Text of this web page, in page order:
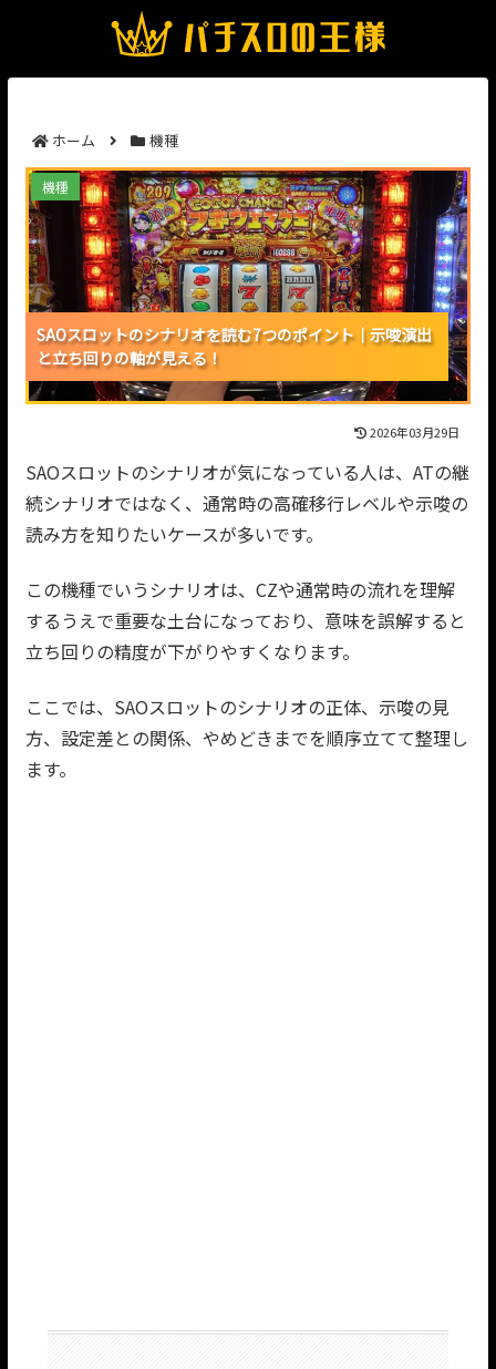
ホーム 機種
SAOスロットのシナリオを読む7つのポイント｜示唆
演出と立ち回りの軸が見える！
SAOスロットのシナリオを読む7つのポイント｜示唆演出
と立ち回りの軸が見える！
SAOスロットのシナリオを読む7つのポイント｜示唆演出
と立ち回りの軸が見える！
SAOスロットのシナリオを読む7つのポイント｜示唆演出
と立ち回りの軸が見える！
機種
2026年03月29日
SAOスロットのシナリオが気になっている人は、ATの継
続シナリオではなく、通常時の高確移行レベルや示唆の
読み方を知りたいケースが多いです。
この機種でいうシナリオは、CZや通常時の流れを理解
するうえで重要な土台になっており、意味を誤解すると
立ち回りの精度が下がりやすくなります。
ここでは、SAOスロットのシナリオの正体、示唆の見
方、設定差との関係、やめどきまでを順序立てて整理し
ます。